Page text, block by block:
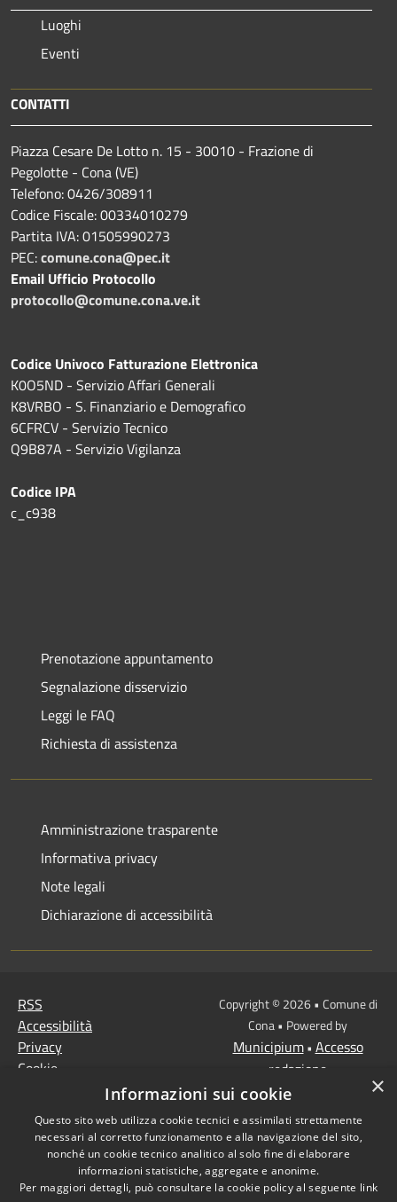
Luoghi
Eventi
CONTATTI
Piazza Cesare De Lotto n. 15 - 30010 - Frazione di
Pegolotte - Cona (VE)
Telefono: 0426/308911
Codice Fiscale: 00334010279
Partita IVA: 01505990273
PEC:comune.cona@pec.it
Email Ufficio Protocollo
protocollo@comune.cona.ve.it
Codice Univoco Fatturazione Elettronica
K0O5ND - Servizio Affari Generali
K8VRBO - S. Finanziario e Demografico
6CFRCV - Servizio Tecnico
Q9B87A - Servizio Vigilanza
Codice IPA
c_c938
Prenotazione appuntamento
Segnalazione disservizio
Leggi le FAQ
Richiesta di assistenza
Amministrazione trasparente
Informativa privacy
Note legali
Dichiarazione di accessibilità
RSS
Accessibilità
Privacy
Cookie
MISSIONE 2 Rivoluzione
verde e transizione
ecologica
Missione 1 -
Copyright © 2026 • Comune di
Cona • Powered by
Municipium• Accesso
redazione
×
Informazioni sui cookie
Questo sito web utilizza cookie tecnici e assimilati strettamente
necessari al corretto funzionamento e alla navigazione del sito,
nonché un cookie tecnico analitico al solo fine di elaborare
informazioni statistiche, aggregate e anonime.
Per maggiori dettagli, può consultare la cookie policy al seguente link